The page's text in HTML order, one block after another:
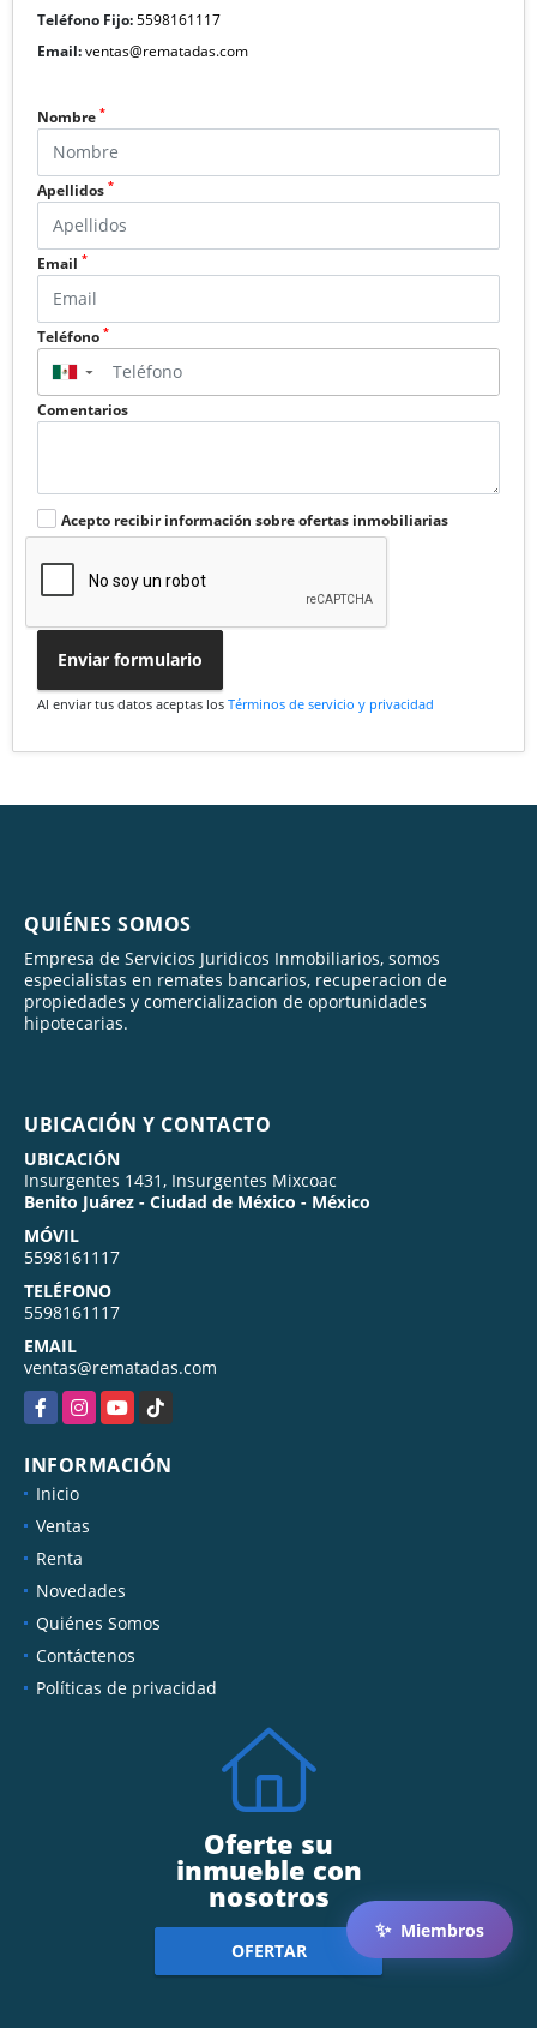
✨ Miembros
Teléfono Fijo:5598161117
Email:ventas@rematadas.com
Nombre *
Apellidos *
Email *
Teléfono *
▼
Comentarios
Acepto recibir información sobre ofertas inmobiliarias
Enviar formulario
Al enviar tus datos aceptas los Términos de servicio y privacidad
QUIÉNES SOMOS
Empresa de Servicios Juridicos Inmobiliarios, somos
especialistas en remates bancarios, recuperacion de
propiedades y comercializacion de oportunidades
hipotecarias.
UBICACIÓN Y CONTACTO
UBICACIÓN
Insurgentes 1431, Insurgentes Mixcoac
Benito Juárez - Ciudad de México - México
MÓVIL
5598161117
TELÉFONO
5598161117
EMAIL
ventas@rematadas.com
FacebookInstagramYouTubeTikTok
INFORMACIÓN
Inicio
Ventas
Renta
Novedades
Quiénes Somos
Contáctenos
Políticas de privacidad
Oferte su
inmueble con
nosotros
OFERTAR